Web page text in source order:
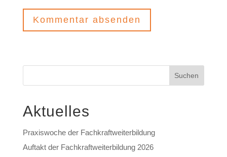
Suchen
Aktuelles
Praxiswoche der Fachkraftweiterbildung
Auftakt der Fachkraftweiterbildung 2026